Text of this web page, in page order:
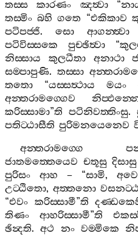
තස‍්ස
කාරණං ඤත්‍වා“
තස‍්මිං බහි ගතෙ “එකිකාව
පටිපජ‍්ජි. සො ආගන‍්ත්‍වා
පටිවිස‍්සකෙ
පුච‍්ඡිත්‍වා“
නිස‍්සාය
කුලධීතා අනාථා
සම‍්පාපුණි. තස‍්සා
තතො “යස‍්සත්‍ථාය මයං
අන‍්තරාමග‍්ගෙව
කරිස‍්සාමා”ති පටිනිවත‍්තිංසු.
පතිට‍්ඨාසීති පුරිමනයෙනෙව
අන‍්තරාමග‍්ගෙ
ජාතමත‍්තෙයෙව චතූසු දිසාසු
පුරිසං
ආහ – “සාමි,
උට‍්ඨිතො, අත‍්තනො
“එවං කරිස‍්සාමී”ති
තිණං
ආහරිස‍්සාමී”ති
ඡින්‍දති.අථ නං වම‍්මිකෙ